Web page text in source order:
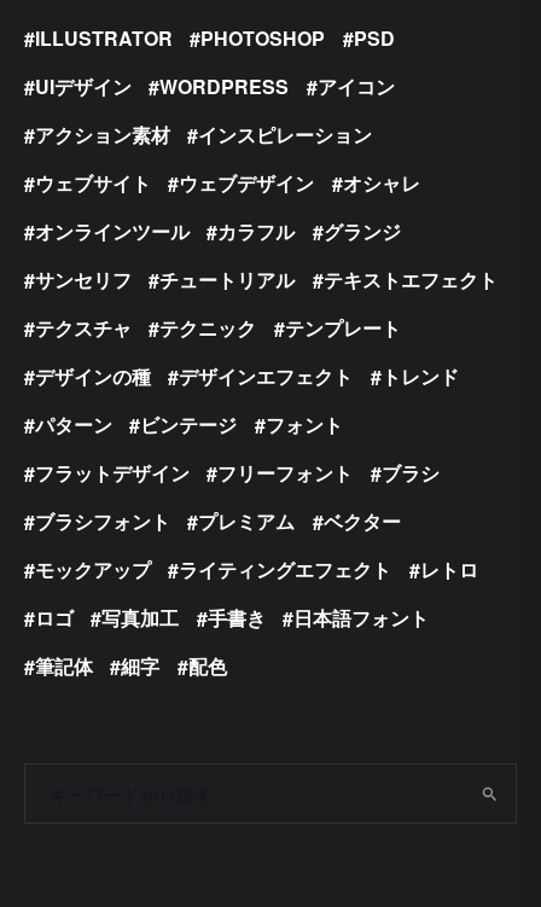
ILLUSTRATOR
PHOTOSHOP
PSD
UIデザイン
WORDPRESS
アイコン
アクション素材
インスピレーション
ウェブサイト
ウェブデザイン
オシャレ
オンラインツール
カラフル
グランジ
サンセリフ
チュートリアル
テキストエフェクト
テクスチャ
テクニック
テンプレート
デザインの種
デザインエフェクト
トレンド
パターン
ビンテージ
フォント
フラットデザイン
フリーフォント
ブラシ
ブラシフォント
プレミアム
ベクター
モックアップ
ライティングエフェクト
レトロ
ロゴ
写真加工 手書き
日本語フォント
筆記体
細字 配色